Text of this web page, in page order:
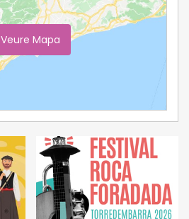
Veure Mapa